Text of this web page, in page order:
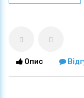
Опис